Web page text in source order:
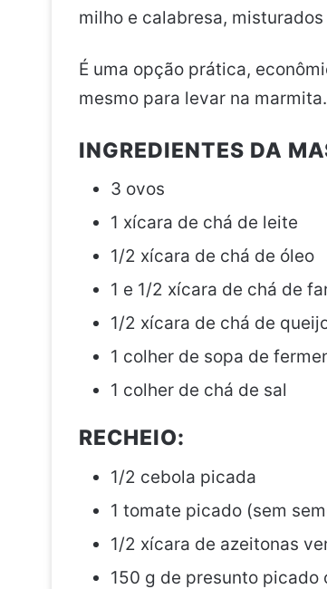
milho e calabresa,
É uma opção prática,
mesmo para levar na
INGREDIENTES DA
3 ovos
1 xícara de chá de leite
1/2 xícara de chá de óleo
1 e 1/2 xícara de chá de
1/2 xícara de chá de
1 colher de sopa de
1 colher de chá de sal
RECHEIO:
1/2 cebola picada
1 tomate picado (sem
1/2 xícara de azeitonas
150 g de presunto picado